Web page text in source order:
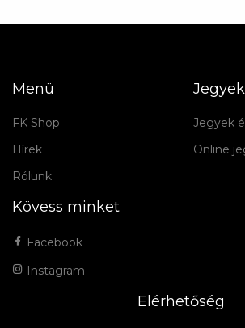
Menü
FK Shop
Hírek
Rólunk
Jegyek
Jegyek
Online
Kövess minket
Facebook
Instagram
Elérhetőség